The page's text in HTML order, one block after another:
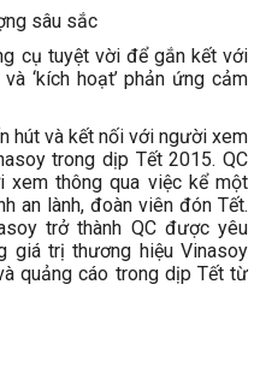
sâu sắc
cụ tuyệt vời để gắn kết với
‘kích hoạt’ phản ứng cảm
hút và kết nối với người xem
trong dịp Tết 2015. QC
xem thông qua việc kể một
an lành, đoàn viên đón Tết.
trở thành QC được yêu
giá trị thương hiệu Vinasoy
quảng cáo trong dịp Tết từ